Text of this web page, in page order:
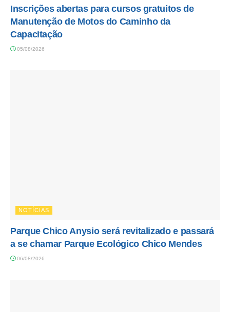
Inscrições abertas para cursos gratuitos de
Manutenção de Motos do Caminho da
Capacitação
05/08/2026
NOTÍCIAS
Parque Chico Anysio será revitalizado e passará
a se chamar Parque Ecológico Chico Mendes
06/08/2026